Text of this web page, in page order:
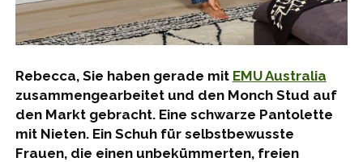
Rebecca, Sie haben gerade mit EMU Australia
zusammengearbeitet und den Monch Stud auf
den Markt gebracht. Eine schwarze Pantolette
mit Nieten. Ein Schuh für selbstbewusste
Frauen, die einen unbekümmerten, freien